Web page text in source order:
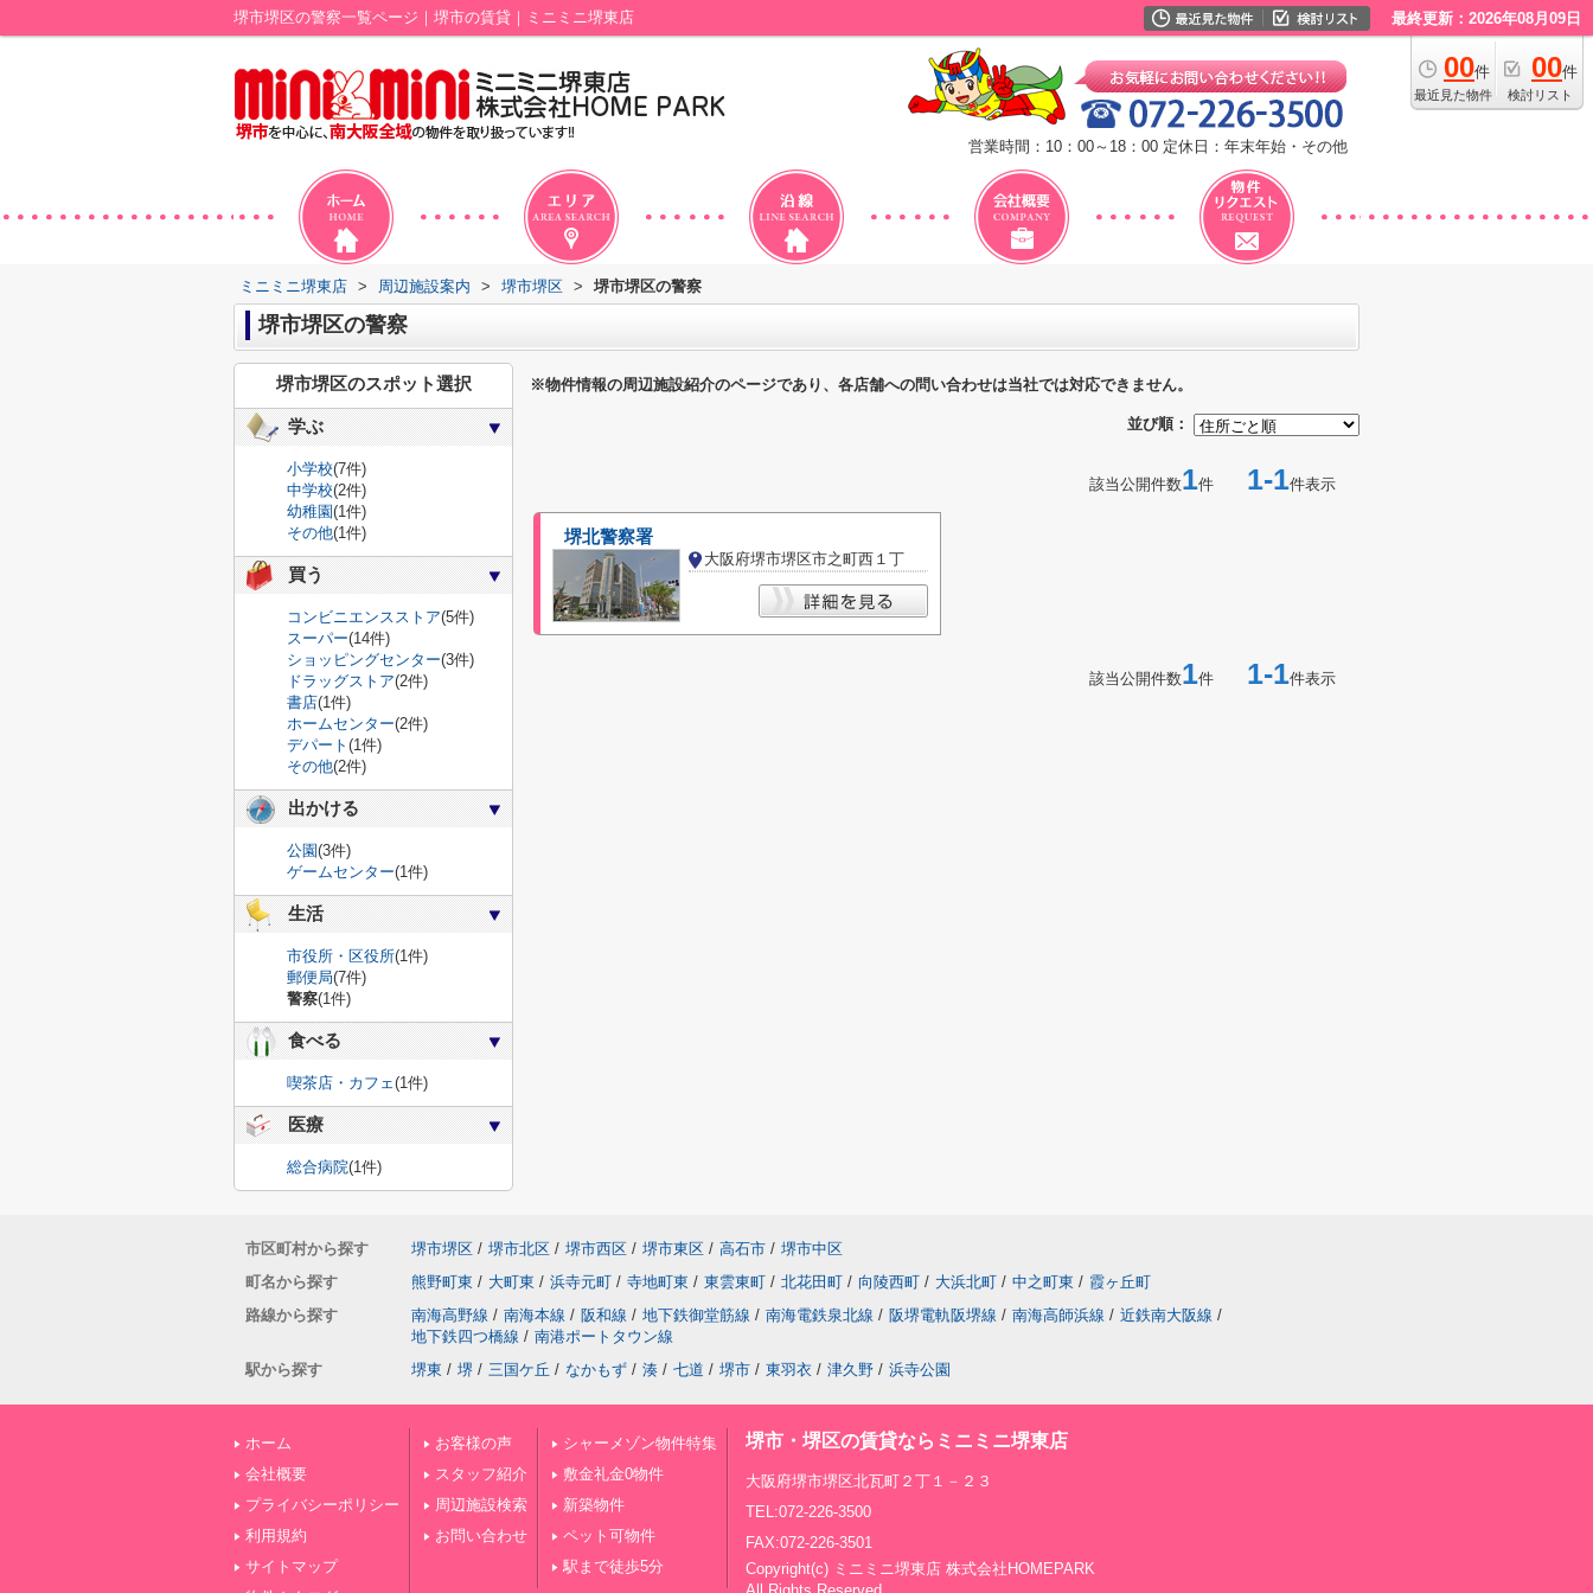
堺市堺区の警察一覧ページ｜堺市の賃貸｜ミニミニ堺東店 最終更新：2026年08月09日
00件
最近見た物件
00件
検討リスト
営業時間：10：00～18：00 定休日：年末年始・その他
ミニミニ堺東店 > 周辺施設案内 > 堺市堺区 > 堺市堺区の警察
堺市堺区の警察
※物件情報の周辺施設紹介のページであり、各店舗への問い合わせは当社では対応できません。
並び順：
該当公開件数1件 1-1件表示
堺北警察署
大阪府堺市堺区市之町西１丁
該当公開件数1件 1-1件表示
堺市堺区のスポット選択
学ぶ
小学校(7件)
中学校(2件)
幼稚園(1件)
その他(1件)
買う
コンビニエンスストア(5件)
スーパー(14件)
ショッピングセンター(3件)
ドラッグストア(2件)
書店(1件)
ホームセンター(2件)
デパート (1件)
その他(2件)
出かける
公園(3件)
ゲームセンター(1件)
生活
市役所・区役所(1件)
郵便局(7件)
警察(1件)
食べる
喫茶店・カフェ(1件)
医療
総合病院(1件)
市区町村から探す 堺市堺区 / 堺市北区 / 堺市西区 / 堺市東区 / 高石市 / 堺市中区
町名から探す
熊野町東 / 大町東 / 浜寺元町 / 寺地町東 / 東雲東町 / 北花田町 / 向陵西町 / 大浜北町 / 中之町東 / 霞ヶ丘町
路線から探す
南海高野線 / 南海本線 / 阪和線 / 地下鉄御堂筋線 / 南海電鉄泉北線 / 阪堺電軌阪堺線 / 南海高師浜線 / 近鉄南大阪線 /
地下鉄四つ橋線 / 南港ポートタウン線
駅から探す
堺東 / 堺 / 三国ケ丘 / なかもず / 湊 / 七道 / 堺市 / 東羽衣 / 津久野 / 浜寺公園
ホーム
会社概要
プライバシーポリシー
利用規約
サイトマップ
お客様の声
スタッフ紹介
周辺施設検索
お問い合わせ
シャーメゾン物件特集
敷金礼金0物件
新築物件
ペット可物件
駅まで徒歩5分
堺市・堺区の賃貸ならミニミニ堺東店
大阪府堺市堺区北瓦町２丁１－２３
TEL:072-226-3500
FAX:072-226-3501
Copyright(c) ミニミニ堺東店 株式会社HOMEPARK